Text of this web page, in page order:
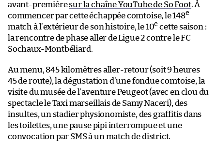
avant-premièresur la chaîne YouTube de So Foot. À
commencer par cette échappée comtoise, le 148e
match à l’extérieur de son histoire, le 10e cette saison :
la rencontre de phase aller de Ligue 2 contre le FC
Sochaux-Montbéliard.
Au menu, 845 kilomètres aller-retour (soit 9 heures
45 de route), la dégustation d’une fondue comtoise, la
visite du musée de l’aventure Peugeot (avec en clou du
spectacle le Taxi marseillais de Samy Naceri), des
insultes, un stadier physionomiste, des graffitis dans
les toilettes, une pause pipi interrompue et une
convocation par SMS à un match de district.